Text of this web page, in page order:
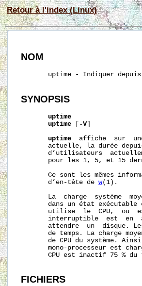
Retour à l'index (Linux)
NOM
uptime - Indiquer
SYNOPSIS
uptime
uptime [ -V]
uptime
affiche  sur
actuelle, la durée
d’utilisateurs
pour les 1, 5, et 15
Ce sont les mêmes
       d’en-tête de
w(1).
La  charge  système
dans un état exécutable
utilise  le  CPU,  ou
interruptible  est  en
attendre  un  disque.
de temps. La charge
de CPU du système.
mono-processeur est
CPU est inactif 75 % du
FICHIERS